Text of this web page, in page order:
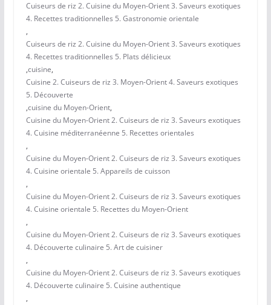
Cuiseurs de riz 2. Cuisine du Moyen-Orient 3. Saveurs exotiques
4. Recettes traditionnelles 5. Gastronomie orientale
,
Cuiseurs de riz 2. Cuisine du Moyen-Orient 3. Saveurs exotiques
4. Recettes traditionnelles 5. Plats délicieux
,cuisine,
Cuisine 2. Cuiseurs de riz 3. Moyen-Orient 4. Saveurs exotiques
5. Découverte
,cuisine du Moyen-Orient,
Cuisine du Moyen-Orient 2. Cuiseurs de riz 3. Saveurs exotiques
4. Cuisine méditerranéenne 5. Recettes orientales
,
Cuisine du Moyen-Orient 2. Cuiseurs de riz 3. Saveurs exotiques
4. Cuisine orientale 5. Appareils de cuisson
,
Cuisine du Moyen-Orient 2. Cuiseurs de riz 3. Saveurs exotiques
4. Cuisine orientale 5. Recettes du Moyen-Orient
,
Cuisine du Moyen-Orient 2. Cuiseurs de riz 3. Saveurs exotiques
4. Découverte culinaire 5. Art de cuisiner
,
Cuisine du Moyen-Orient 2. Cuiseurs de riz 3. Saveurs exotiques
4. Découverte culinaire 5. Cuisine authentique
,